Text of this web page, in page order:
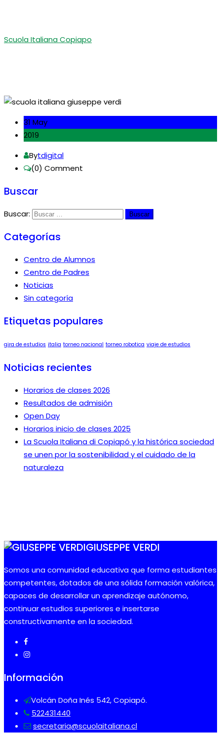
Scuola Italiana Copiapo
31 May
2019
Bytdigital
(0) Comment
Buscar
Buscar:
Categorías
Centro de Alumnos
Centro de Padres
Noticias
Sin categoría
Etiquetas populares
gira de estudios italia torneo nacional torneo robotica viaje de estudios
Noticias recientes
Horarios de clases 2026
Resultados de admisión
Open Day
Horarios inicio de clases 2025
La Scuola Italiana di Copiapó y la histórica sociedad
se unen por la sostenibilidad y el cuidado de la
naturaleza
GIUSEPPE VERDI
Somos una comunidad educativa que forma estudiantes
competentes, dotados de una sólida formación valórica,
capaces de desarrollar un aprendizaje autónomo,
continuar estudios superiores e insertarse
constructivamente en la sociedad.
Información
Volcán Doña Inés 542, Copiapó.
522431440
secretaria@scuolaitaliana.cl